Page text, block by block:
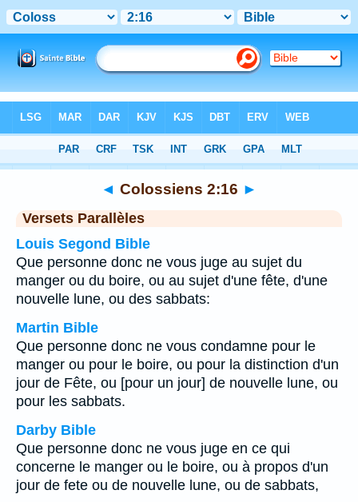
Chapitre 2 > Verset 16
◄ Colossiens 2:16 ►
Versets Parallèles
Louis Segond Bible
Que personne donc ne vous juge au sujet du
manger ou du boire, ou au sujet d'une fête, d'une
nouvelle lune, ou des sabbats:
Martin Bible
Que personne donc ne vous condamne pour le
manger ou pour le boire, ou pour la distinction d'un
jour de Fête, ou [pour un jour] de nouvelle lune, ou
pour les sabbats.
Darby Bible
Que personne donc ne vous juge en ce qui
concerne le manger ou le boire, ou à propos d'un
jour de fete ou de nouvelle lune, ou de sabbats,